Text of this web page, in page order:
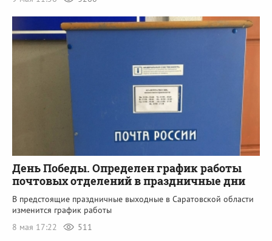
День Победы. Определен график работы
почтовых отделений в праздничные дни
В предстоящие праздничные выходные в Саратовской области
изменится график работы
8 мая 17:22
511